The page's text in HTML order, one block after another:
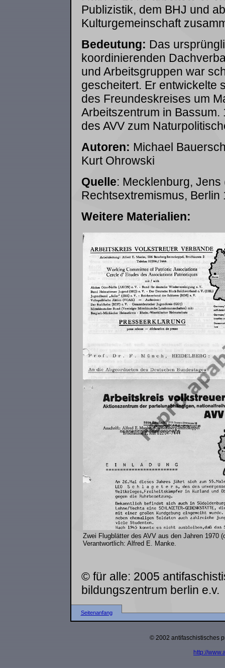
Publizistik, dem BHJ und
Kulturgemeinschaft
Bedeutung: Das
koordinierenden
und Arbeitsgruppen war
gescheitert. Er entwickelte
des Freundeskreises um
Arbeitszentrum in
des AVV zum
Autoren: Michael
Kurt Ohrowski
Quelle: Mecklenburg,
Rechtsextremismus, Berlin
Weitere Materialien:
Zwei Flugblätter des AVV aus den Jahren 1970
Verantwortlich: Alfred E. Manke.
© für alle: 2005
bildungszentrum berlin e.v.
Seitenanfang
© 2002 antifaschistisches
http://